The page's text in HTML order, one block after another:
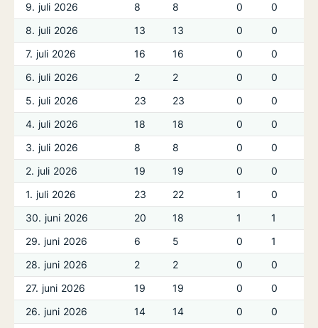
9. juli 2026
8 8 0
0
8. juli 2026
13 13 0
0
7. juli 2026
16 16 0
0
6. juli 2026
2 2 0
0
5. juli 2026
23 23 0
0
4. juli 2026
18 18 0
0
3. juli 2026
8 8 0
0
2. juli 2026
19 19 0
0
1. juli 2026
23 22 1
0
30. juni 2026
20 18 1
1
29. juni 2026
6 5 0
1
28. juni 2026
2 2 0
0
27. juni 2026
19 19 0
0
26. juni 2026
14 14 0 0